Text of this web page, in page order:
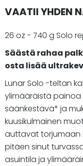
VAATII YHDEN
26 oz - 740 g Solo
Säästä rahaa
osta lisää
Lunar Solo -teltan
ylimääräistä painoa
säänkestävä* ja
kuusikulmainen
auttavat torjumaan
pitäen sinut
asuintila ja